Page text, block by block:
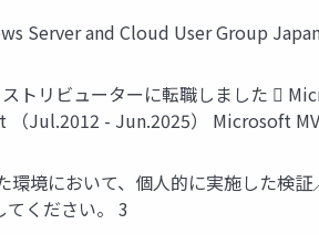
Server and Cloud User Group
トリビューターに転職しました 
Jul.2012 - Jun.2025） Microsoft
境において、個人的に実施した検
ください。 3